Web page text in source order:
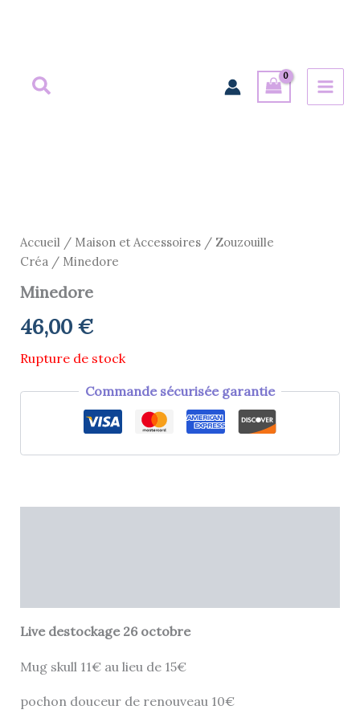
Accueil / Maison et Accessoires/ Zouzouille
Créa / Minedore
Minedore
46,00 €
Rupture de stock
Commande sécurisée garantie
Live destockage 26 octobre
Mug skull 11€ au lieu de 15€
pochon douceur de renouveau 10€